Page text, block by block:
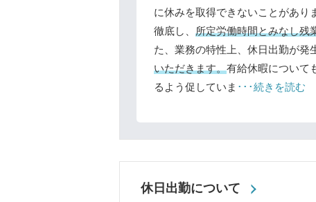
に休みを取得できないことがあり
徹底し、 所定労働時間とみなし残
た、業務の特性上、休日出勤が発
いただきます。有給休暇について
るよう促していま ･･･続きを読む
休日出勤について